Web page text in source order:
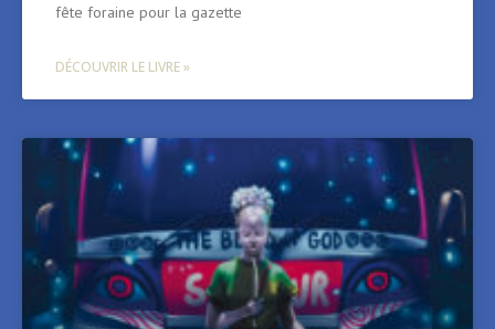
fête foraine pour la gazette
DÉCOUVRIR LE LIVRE »